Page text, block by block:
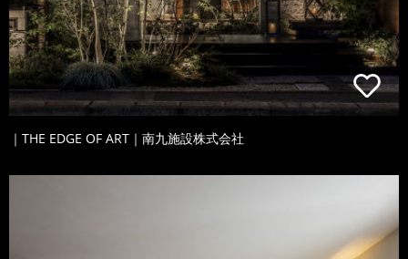
｜THE EDGE OF ART｜南九施設株式会社